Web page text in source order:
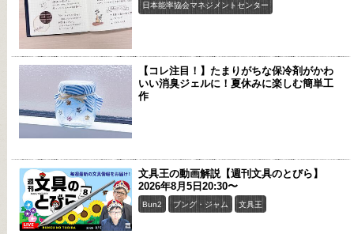
日本能率協会マネジメントセンター
【コレ注目！】たまりがちな保冷剤がかわ
いい消臭ジェルに！夏休みに楽しむ簡単工
作
文具王の動画解説【週刊文具のとびら】
2026年8月5日20:30〜
Bun2 ブング・ジャム 文具王